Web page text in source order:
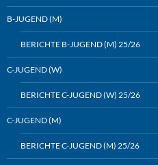
B-JUGEND (M)
BERICHTE B-JUGEND (M) 25/26
C-JUGEND (W)
BERICHTE C-JUGEND (W) 25/26
C-JUGEND (M)
BERICHTE C-JUGEND (M) 25/26